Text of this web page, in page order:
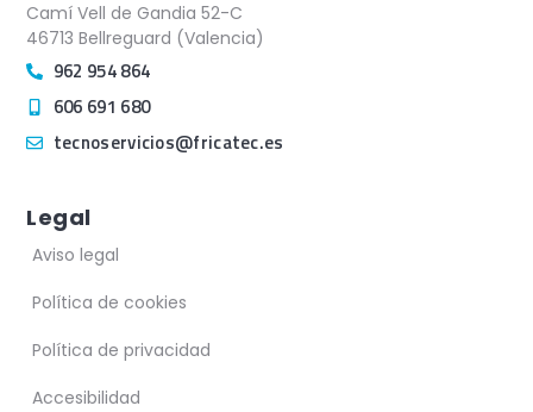
Camí Vell de Gandia 52-C
46713 Bellreguard (Valencia)
962 954 864
606 691 680
tecnoservicios@fricatec.es
Legal
Aviso legal
Política de cookies
Política de privacidad
Accesibilidad